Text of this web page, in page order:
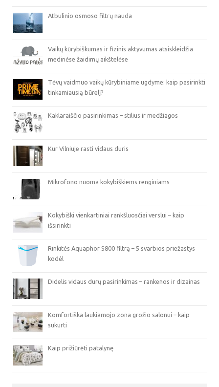
Atbulinio osmoso filtrų nauda
Vaikų kūrybiškumas ir fizinis aktyvumas atsiskleidžia
medinėse žaidimų aikštelėse
Tėvų vaidmuo vaikų kūrybiniame ugdyme: kaip pasirinkti
tinkamiausią būrelį?
Kaklaraiščio pasirinkimas – stilius ir medžiagos
Kur Vilniuje rasti vidaus duris
Mikrofono nuoma kokybiškiems renginiams
Kokybiški vienkartiniai rankšluosčiai verslui – kaip
išsirinkti
Rinkitės Aquaphor S800 filtrą – 5 svarbios priežastys
kodėl
Didelis vidaus durų pasirinkimas – rankenos ir dizainas
Komfortiška laukiamojo zona grožio salonui – kaip
sukurti
Kaip prižiūrėti patalynę